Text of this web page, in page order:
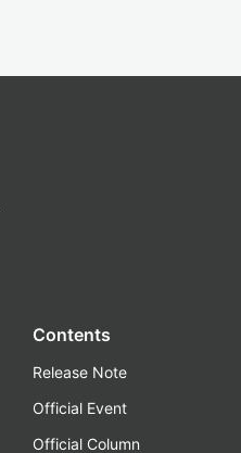
Contents
Release Note
Official Event
Official Column